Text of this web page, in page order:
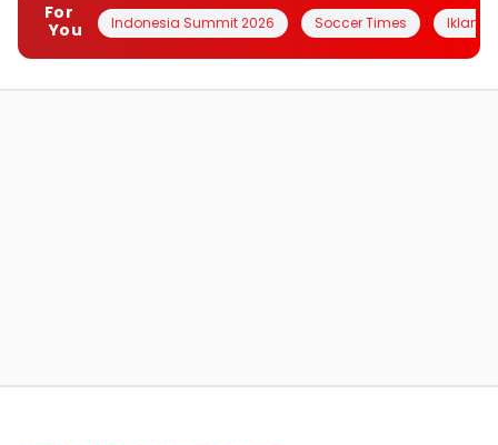
For
You
Indonesia Summit 2026 Soccer Times Iklanin